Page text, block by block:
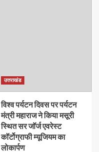
उत्तराखंड
विश्व पर्यटन दिवस पर पर्यटन
मंत्री महाराज ने किया मसूरी
स्थित सर जॉर्ज एवरेस्ट
कॉर्टोग्राफी म्यूजियम का
लोकार्पण